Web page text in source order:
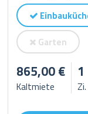
Garten
865,00 €
Kaltmiete
1
Zi.